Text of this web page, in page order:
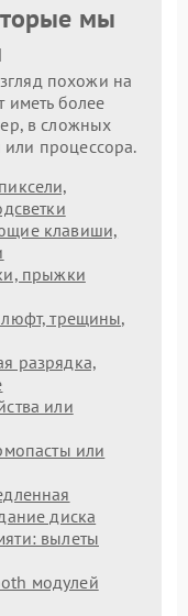
мы
похожи на
иметь более
в сложных
или процессора.
клавиши,
прыжки
трещины,
разрядка,
или
или
диска
вылеты
модулей